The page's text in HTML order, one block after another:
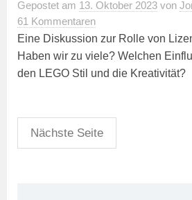
Gepostet am 13. Oktober 2023 von
61 Kommentaren
Eine Diskussion zur Rolle von
Haben wir zu viele? Welchen
den LEGO Stil und die Kreativität?
Seitennummerierung
der
Nächste Seite